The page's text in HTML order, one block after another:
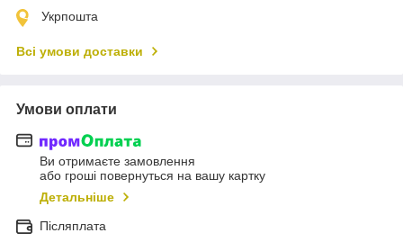
Укрпошта
Всі умови доставки
Умови оплати
Ви отримаєте замовлення
або гроші повернуться на вашу картку
Детальніше
Післяплата